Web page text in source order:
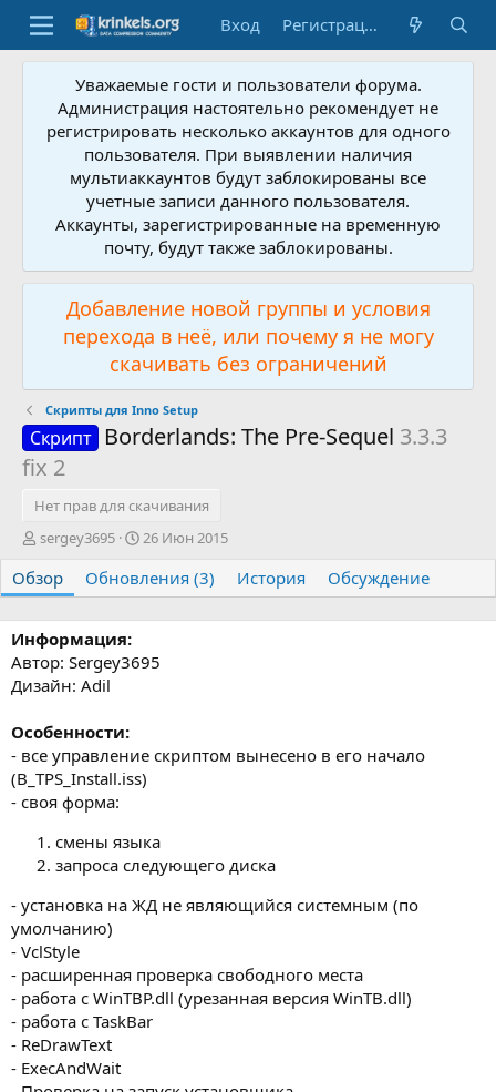
Вход Регистрация
Уважаемые гости и пользователи форума.
Администрация настоятельно рекомендует не
регистрировать несколько аккаунтов для одного
пользователя. При выявлении наличия
мультиаккаунтов будут заблокированы все
учетные записи данного пользователя.
Аккаунты, зарегистрированные на временную
почту, будут также заблокированы.
Добавление новой группы и условия
перехода в неё, или почему я не могу
скачивать без ограничений
Скрипты для Inno Setup
Скрипт Borderlands: The Pre-Sequel 3.3.3
fix 2
Нет прав для скачивания
А
т
о
р
sergey3695
Д
т
а
с
з
я
26 Июн 2015
Обзор Обновления (3) История Обсуждение
Информация:
Автор: Sergey3695
Дизайн: Adil
Особенности:
- все управление скриптом вынесено в его начало
(B_TPS_Install.iss)
- своя форма:
смены языка
запроса следующего диска
- установка на ЖД не являющийся системным (по
умолчанию)
- VclStyle
- расширенная проверка свободного места
- работа с WinTBP.dll (урезанная версия WinTB.dll)
- работа с TaskBar
- ReDrawText
- ExecAndWait